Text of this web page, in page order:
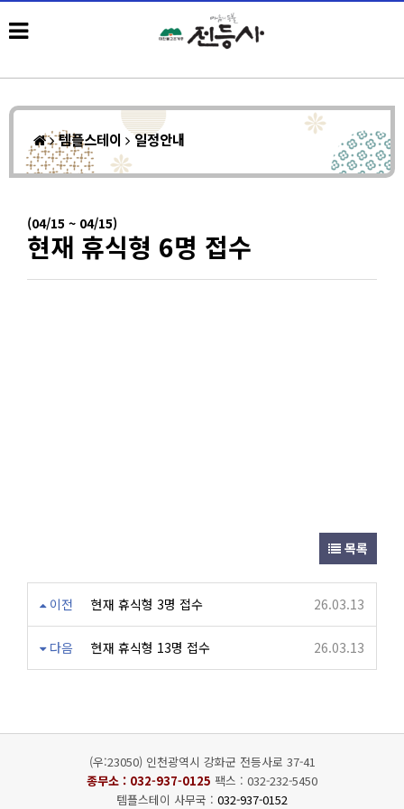
템플스테이 일정안내
(04/15 ~ 04/15)
현재 휴식형 6명 접수
목록
이전 현재 휴식형 3명 접수 26.03.13
다음 현재 휴식형 13명 접수 26.03.13
(우:23050) 인천광역시 강화군 전등사로 37-41
종무소 : 032-937-0125 팩스 : 032-232-5450
템플스테이 사무국 : 032-937-0152